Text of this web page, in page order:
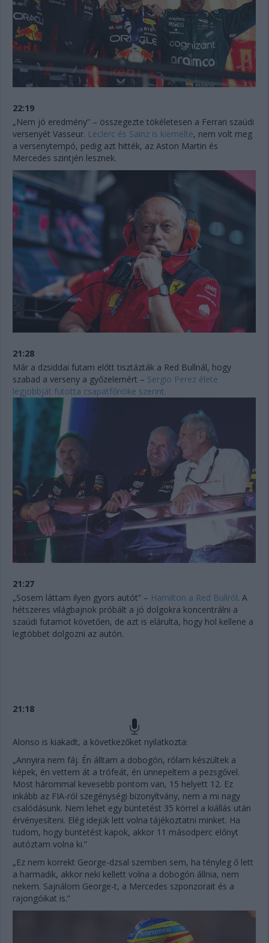
22:19
„Nem jó eredmény” – összegezte tökéletesen a Ferrari szaúdi
versenyét Vasseur. Leclerc és Sainz is kiemelte, nem volt meg
a versenytempó, pedig azt hitték, az Aston Martin és
Mercedes szintjén lesznek.
21:28
Már a dzsiddai futam előtt tisztázták a Red Bullnál, hogy
szabad a verseny a győzelemért – Sergio Perez élete
legjobbját futotta csapatfőnöke szerint.
21:27
„Sosem láttam ilyen gyors autót” – Hamilton a Red Bullról. A
hétszeres világbajnok próbált a jó dolgokra koncentrálni a
szaúdi futamot követően, de azt is elárulta, hogy hol kellene a
legtöbbet dolgozni az autón.
21:18
Alonso is kiakadt, a következőket nyilatkozta:
„Annyira nem fáj. Én álltam a dobogón, rólam készültek a
képek, én vettem át a trófeát, én ünnepeltem a pezsgővel.
Most hárommal kevesebb pontom van, 15 helyett 12. Ez
inkább az FIA-ról szegénységi bizonyítvány, nem a mi nagy
csalódásunk. Nem lehet egy büntetést 35 körrel a kiállás után
érvényesíteni. Elég idejük lett volna tájékoztatni minket. Ha
tudom, hogy büntetést kapok, akkor 11 másodperc előnyt
autóztam volna ki.”
„Ez nem korrekt George-dzsal szemben sem, ha tényleg ő lett
a harmadik, akkor neki kellett volna a dobogón állnia, nem
nekem. Sajnálom George-t, a Mercedes szponzorait és a
rajongóikat is.”